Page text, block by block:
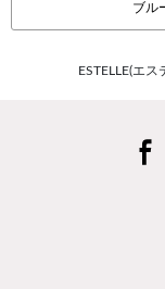
ブル
ESTELLE(エ